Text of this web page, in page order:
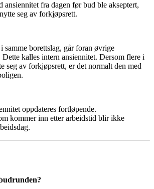
ansiennitet fra dagen før bud ble akseptert,
seg av forkjøpsrett.
samme borettslag, går foran øvrige
kalles intern ansiennitet. Dersom flere i
seg av forkjøpsrett, er det normalt den med
oppdateres fortløpende.
kommer inn etter arbeidstid blir ikke